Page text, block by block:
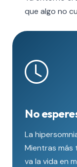
que algo no
No
La
Mientras más
va la vida en